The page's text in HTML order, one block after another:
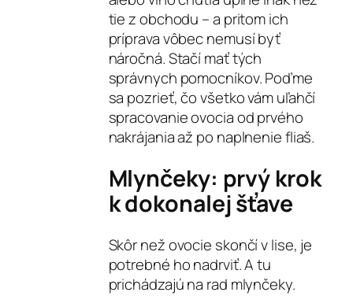
tie z obchodu – a pritom ich
príprava vôbec nemusí byť
náročná. Stačí mať tých
správnych pomocníkov. Poďme
sa pozrieť, čo všetko vám uľahčí
spracovanie ovocia od prvého
nakrájania až po naplnenie fliaš.
Mlynčeky: prvý krok
k dokonalej šťave
Skôr než ovocie skončí v lise, je
potrebné ho nadrviť. A tu
prichádzajú na rad mlynčeky.